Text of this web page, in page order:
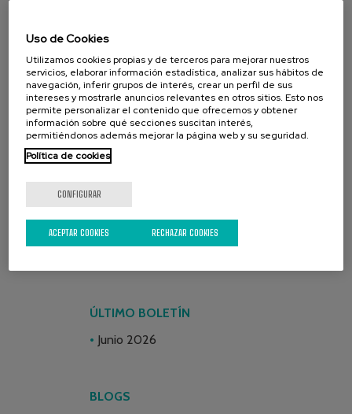
REDES SOCIALES
ÚLTIMO BOLETÍN
Junio 2026
BLOGS
Uso de Cookies
Utilizamos cookies propias y de terceros para mejorar nuestros
servicios, elaborar información estadística, analizar sus hábitos de
navegación, inferir grupos de interés, crear un perfil de sus
intereses y mostrarle anuncios relevantes en otros sitios. Esto nos
permite personalizar el contenido que ofrecemos y obtener
información sobre qué secciones suscitan interés,
permitiéndonos además mejorar la página web y su seguridad.
Política de cookies
CONFIGURAR
RECHAZAR COOKIES
ACEPTAR COOKIES